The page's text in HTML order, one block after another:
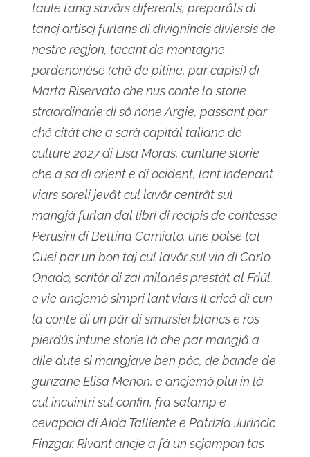
taule tancj savôrs diferents, preparâts di
tancj artiscj furlans di divignincis diviersis de
nestre regjon, tacant de montagne
pordenonêse (chê de pitine, par capîsi) di
Marta Riservato che nus conte la storie
straordinarie di sô none Argie, passant par
chê citât che a sarà capitâl taliane de
culture 2027 di Lisa Moras, cuntune storie
che a sa di orient e di ocident, lant indenant
viars soreli jevât cul lavôr centrât sul
mangjâ furlan dal libri di recipis de contesse
Perusini di Bettina Carniato, une polse tal
Cuei par un bon taj cul lavôr sul vin di Carlo
Onado, scritôr di zai milanês prestât al Friûl,
e vie ancjemò simpri lant viars il cricâ dì cun
la conte di un pâr di smursiei blancs e ros
pierdûs intune storie là che par mangjâ a
dile dute si mangjave ben pôc, de bande de
gurizane Elisa Menon, e ancjemò plui in là
cul incuintri sul confin, fra salamp e
cevapcici di Aida Talliente e Patrizia Jurincic
Finzgar. Rivant ancje a fâ un scjampon tas